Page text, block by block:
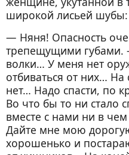
Глава XIV. Нымза-
Глава XV. Пурга.
цели
Часть II. Маленькая
Глава I. В
Глава II. Тяжелое
Глава III. Никс
Глава IV. О том,
назад
широкой лисьей шубы:
— Няня! Опасность
трепещущими губами.
волки… У меня нет
отбиваться от них…
нет… Надо спасти, по
Во что бы то ни стало
вместе с нами ни в
Дайте мне мою
хорошенько и